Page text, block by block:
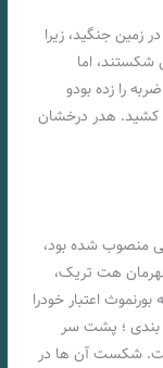
با روحیه شجاعانه با 10 مرد در زمین جنگید، زیرا
شکستند، اما
را زده بودو
رخ کشید. هدر درخشان
منصوب شده بود،
قهرمان هت تریک،
اعتبار خودرا
بندی ؛ پشت سر
شکست آن ها در